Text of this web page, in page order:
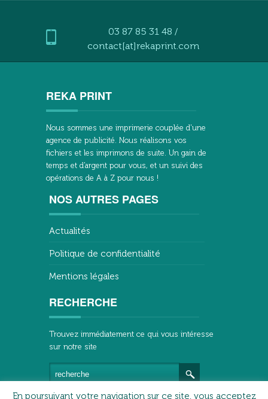
03 87 85 31 48 /
contact[at]rekaprint.com
REKA PRINT
Nous sommes une imprimerie couplée d'une
agence de publicité. Nous réalisons vos
fichiers et les imprimons de suite. Un gain de
temps et d'argent pour vous, et un suivi des
opérations de A à Z pour nous !
NOS AUTRES PAGES
Actualités
Politique de confidentialité
Mentions légales
RECHERCHE
Trouvez immédiatement ce qui vous intéresse
sur notre site
En poursuivant votre navigation sur ce site, vous acceptez